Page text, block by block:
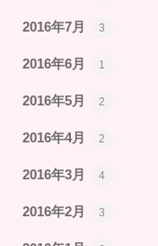
2016年7月 3
2016年6月 1
2016年5月 2
2016年4月 2
2016年3月 4
2016年2月 3